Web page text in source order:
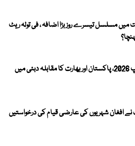
مسلسل تیسرے روز بڑا اضافہ ، فی تولہ ریٹ
ویمنز ایشیا کپ 2026، پاکستان اور بھارت کا مقابلہ دبئی میں
نے افغان شہریوں کی عارضی قیام کی درخواستیں